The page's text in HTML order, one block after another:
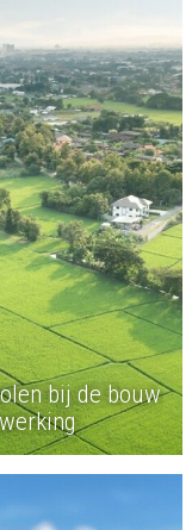
bij de bouw